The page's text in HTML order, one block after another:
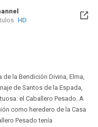
HD
de la Bendición Divina, Elma,
de Santos de la Espada,
el Caballero Pesado. A
como heredero de la Casa
Pesado tenía